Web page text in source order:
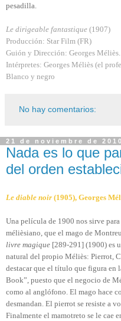
pesadilla.
Le dirigeable fantastique (1907)
Producción: Star Film (FR)
Guión y Dirección: Georges Méliès.
Intérpretes: Georges Méliès (el
Blanco y negro
No hay comentarios:
21 de noviembre de 2010
Nada es lo que
del orden
Le diable noir (1905), Georges
Una película de 1900 nos sirve
mélièsiano, que el mago de
livre magique [289-291] (1900) es
natural del propio Méliès: Pierrot,
destacar que el título que figura en
Book”, puesto que el negocio de
como al anglófono. El mago hace
desmandan. El pierrot se resiste a
Finalmente el mamotreto se le cae